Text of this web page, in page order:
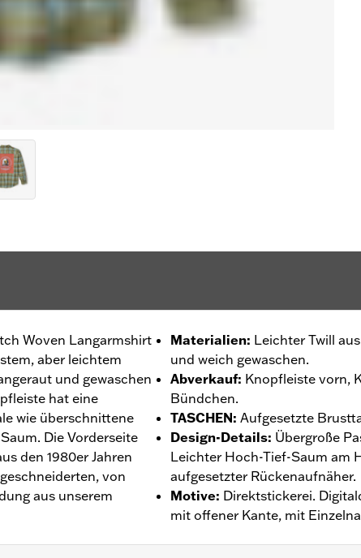
Woven Langarmshirt
aber leichtem
und gewaschen
hat eine
wie überschnittene
Die Vorderseite
den 1980er Jahren
von
aus unserem
Materialien: Leichter Twill
und weich gewaschen.
Abverkauf: Knopfleiste vorn,
Bündchen.
TASCHEN: Aufgesetzte
Design-Details: Übergroße
Leichter Hoch-Tief-Saum am
aufgesetzter Rückenaufnäher.
Motive: Direktstickerei.
mit offener Kante, mit